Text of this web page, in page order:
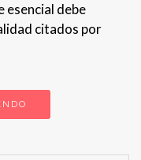
esencial debe
citados por